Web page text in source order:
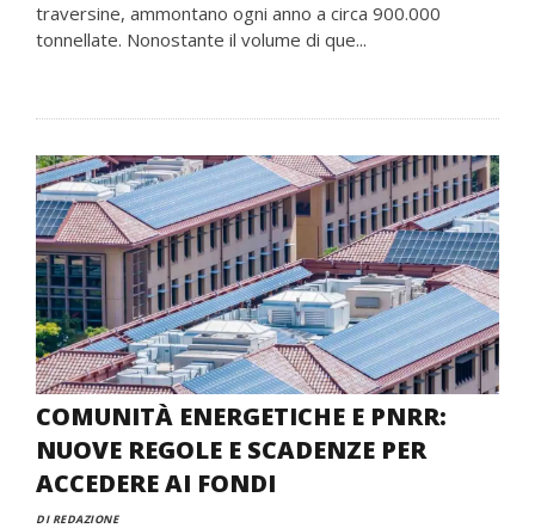
traversine, ammontano ogni anno a circa 900.000
tonnellate. Nonostante il volume di que...
COMUNITÀ ENERGETICHE E PNRR:
NUOVE REGOLE E SCADENZE PER
ACCEDERE AI FONDI
DI REDAZIONE